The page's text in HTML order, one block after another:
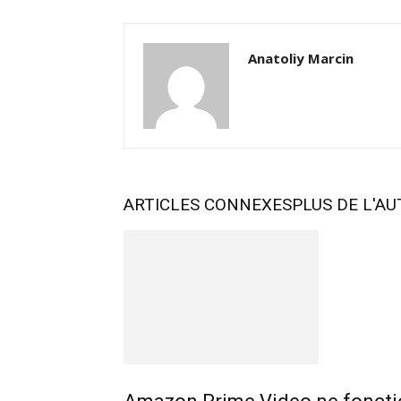
Anatoliy Marcin
ARTICLES CONNEXESPLUS DE